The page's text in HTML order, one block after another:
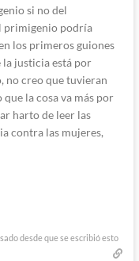
si no del
primigenio podría
los primeros guiones
la justicia está por
no creo que tuvieran
la cosa va más por
harto de leer las
contra las mujeres,
desde que se escribió esto